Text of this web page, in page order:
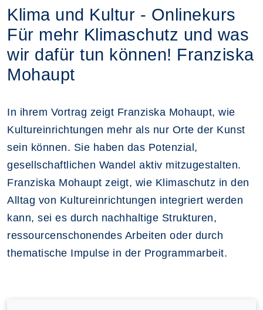
Klima und Kultur - Onlinekurs
Für mehr Klimaschutz und was
wir dafür tun können! Franziska
Mohaupt
In ihrem Vortrag zeigt Franziska Mohaupt, wie
Kultureinrichtungen mehr als nur Orte der Kunst
sein können. Sie haben das Potenzial,
gesellschaftlichen Wandel aktiv mitzugestalten.
Franziska Mohaupt zeigt, wie Klimaschutz in den
Alltag von Kultureinrichtungen integriert werden
kann, sei es durch nachhaltige Strukturen,
ressourcenschonendes Arbeiten oder durch
thematische Impulse in der Programmarbeit.